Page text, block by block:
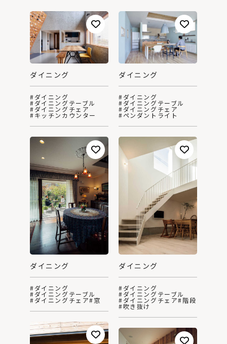
ダイニング
#ダイニング
#ダイニングテーブル
#ダイニングチェア
#キッチンカウンター
ダイニング
#ダイニング
#ダイニングテーブル
#ダイニングチェア
#ペンダントライト
ダイニング
#ダイニング
#ダイニングテーブル
#ダイニングチェア#窓
ダイニング
#ダイニング
#ダイニングテーブル
#ダイニングチェア#階段
#吹き抜け